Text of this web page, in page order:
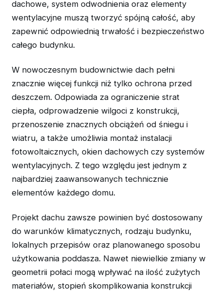
dachowe, system odwodnienia oraz elementy
wentylacyjne muszą tworzyć spójną całość, aby
zapewnić odpowiednią trwałość i bezpieczeństwo
całego budynku.
W nowoczesnym budownictwie dach pełni
znacznie więcej funkcji niż tylko ochrona przed
deszczem. Odpowiada za ograniczenie strat
ciepła, odprowadzenie wilgoci z konstrukcji,
przenoszenie znacznych obciążeń od śniegu i
wiatru, a także umożliwia montaż instalacji
fotowoltaicznych, okien dachowych czy systemów
wentylacyjnych. Z tego względu jest jednym z
najbardziej zaawansowanych technicznie
elementów każdego domu.
Projekt dachu zawsze powinien być dostosowany
do warunków klimatycznych, rodzaju budynku,
lokalnych przepisów oraz planowanego sposobu
użytkowania poddasza. Nawet niewielkie zmiany w
geometrii połaci mogą wpływać na ilość zużytych
materiałów, stopień skomplikowania konstrukcji